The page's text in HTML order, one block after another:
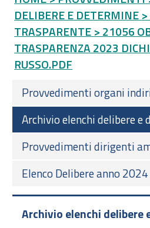
DELIBERE E DETERMINE
TRASPARENTE > 21056
TRASPARENZA 2023
RUSSO.PDF
Provvedimenti organi
Archivio elenchi delibere e
Provvedimenti dirigenti
Elenco Delibere anno 2024
Archivio elenchi delibere